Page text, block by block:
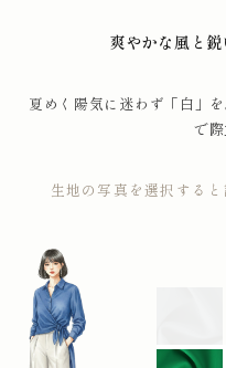
爽やかな風と
夏めく陽気に迷わず「白」
で際
生地の写真を選択する